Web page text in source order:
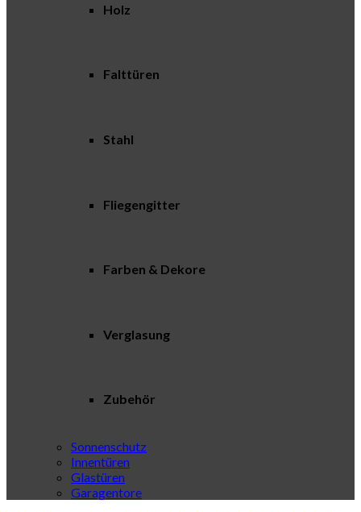
Holz
Falttüren
Stahl
Fliegengitter
Farben & Dekore
Verglasung
Zubehör
Sonnenschutz
Innentüren
Glastüren
Garagentore